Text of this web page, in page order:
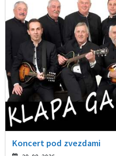
Koncert pod zvezdami